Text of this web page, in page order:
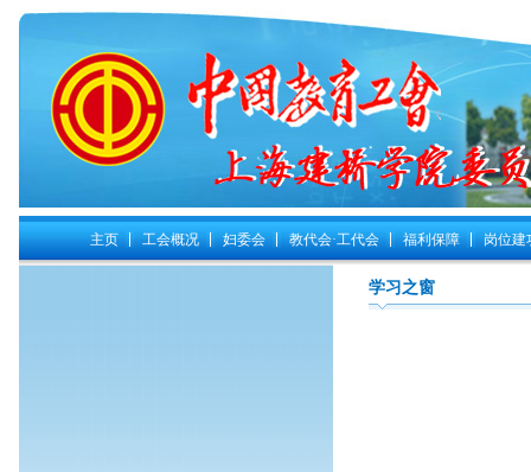
主页 工会概况 妇委会 教代会·工代会 福利保障 岗位建
学习之窗